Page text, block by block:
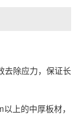
去除应力，保证长
上的中厚板材，